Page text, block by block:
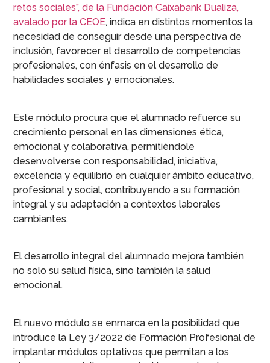
retos sociales”, de la Fundación Caixabank Dualiza,
avalado por la CEOE, indica en distintos momentos la
necesidad de conseguir desde una perspectiva de
inclusión, favorecer el desarrollo de competencias
profesionales, con énfasis en el desarrollo de
habilidades sociales y emocionales.
Este módulo procura que el alumnado refuerce su
crecimiento personal en las dimensiones ética,
emocional y colaborativa, permitiéndole
desenvolverse con responsabilidad, iniciativa,
excelencia y equilibrio en cualquier ámbito educativo,
profesional y social, contribuyendo a su formación
integral y su adaptación a contextos laborales
cambiantes.
El desarrollo integral del alumnado mejora también
no solo su salud física, sino también la salud
emocional.
El nuevo módulo se enmarca en la posibilidad que
introduce la Ley 3/2022 de Formación Profesional de
implantar módulos optativos que permitan a los